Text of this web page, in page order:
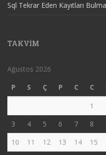
Sql Tekrar Eden Kayıtları
TAKVIM
Ağustos 2026
P
S Ç P C C
1
3
4 5 6 7 8
10
11 12 13 14 15